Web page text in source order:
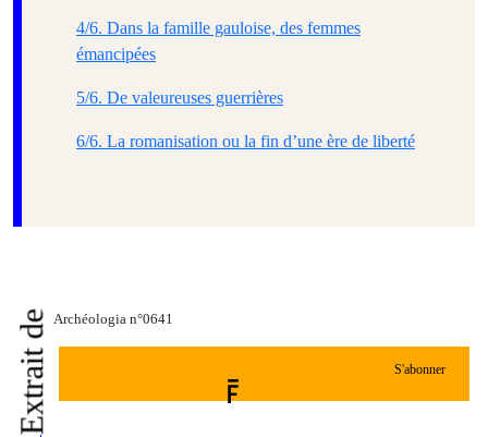
4/6. Dans la famille gauloise, des femmes
émancipées
5/6. De valeureuses guerrières
6/6. La romanisation ou la fin d’une ère de liberté
Extrait de Archéologia n°0641
S'abonner